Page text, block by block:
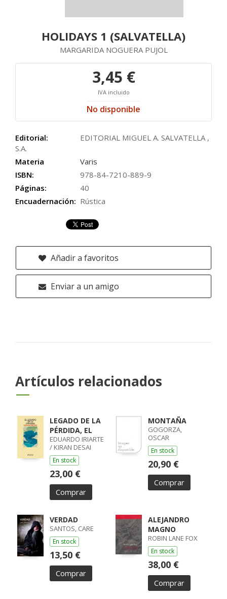
HOLIDAYS 1 (SALVATELLA)
MARGARIDA NOGUERA PUJOL
3,45 €
IVA incluido
No disponible
Editorial:
EDITORIAL MIGUEL A. SALVATELLA ,
S.A.
Materia
Varis
ISBN:
978-84-7210-889-9
Páginas:
40
Encuadernación: Rústica
Añadir a favoritos
Enviar a un amigo
Artículos relacionados
LEGADO DE LA
PÉRDIDA, EL
EDUARDO IRIARTE
/ KIRAN DESAI
En stock
23,00 €
Comprar
MONTAÑA
GOGORZA,
OSCAR
En stock
20,90 €
Comprar
VERDAD
SANTOS, CARE
En stock
13,50 €
Comprar
ALEJANDRO
MAGNO
ROBIN LANE FOX
En stock
38,00 €
Comprar